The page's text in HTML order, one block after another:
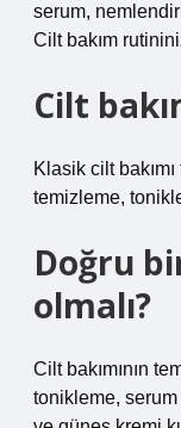
serum,
Cilt bakım
Cilt
Klasik cilt
temizleme,
Doğru
olmalı?
Cilt bakımının
tonikleme,